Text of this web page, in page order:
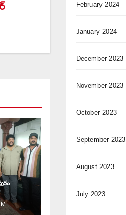
February 2024
January 2024
December 2023
November 2023
October 2023
September 2023
August 2023
July 2023